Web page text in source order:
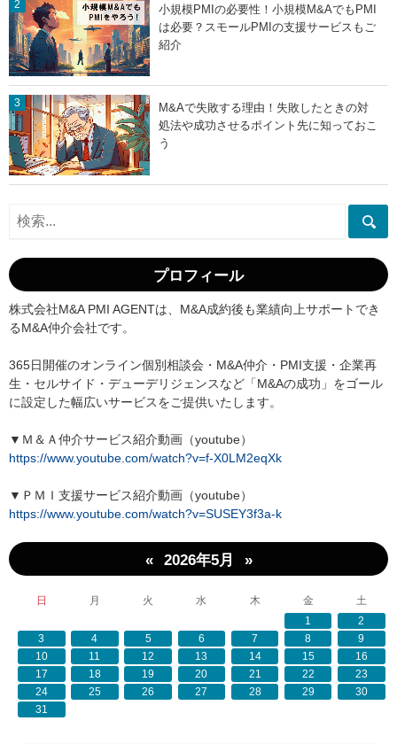
小規模PMIの必要性！小規模M&AでもPMI
は必要？スモールPMIの支援サービスもご
紹介
M&Aで失敗する理由！失敗したときの対
処法や成功させるポイント先に知っておこ
う
プロフィール
株式会社M&A PMI AGENTは、M&A成約後も業績向上サポートでき
るM&A仲介会社です。
365日開催のオンライン個別相談会・M&A仲介・PMI支援・企業再
生・セルサイド・デューデリジェンスなど「M&Aの成功」をゴール
に設定した幅広いサービスをご提供いたします。
▼Ｍ＆Ａ仲介サービス紹介動画（youtube）
https://www.youtube.com/watch?v=f-X0LM2eqXk
▼ＰＭＩ支援サービス紹介動画（youtube）
https://www.youtube.com/watch?v=SUSEY3f3a-k
« 2026年5月 »
日 月 火 水 木 金
土
1
2
3
4 5 6 7 8
9
10
11 12 13 14 15
16
17
18 19 20 21 22
23
24
25 26 27 28 29
30
31